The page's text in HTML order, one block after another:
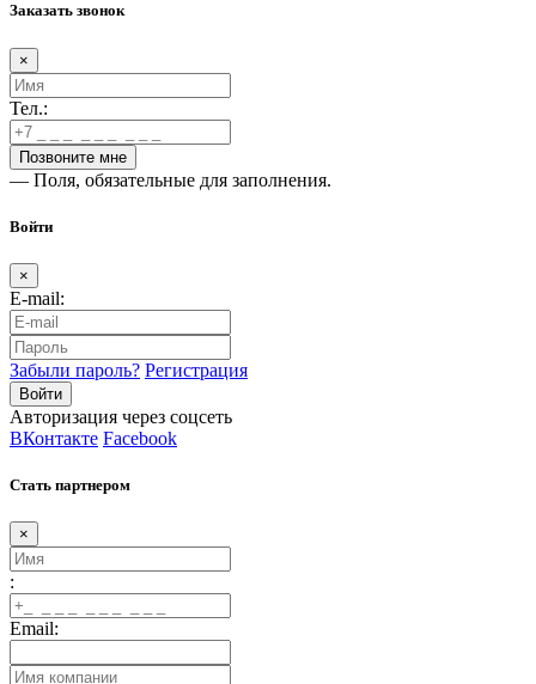
Заказать звонок
×
Тел.:
— Поля, обязательные для заполнения.
Войти
×
E-mail:
Забыли пароль? Регистрация
Авторизация через соцсеть
ВКонтакте Facebook
Стать партнером
×
:
Email: